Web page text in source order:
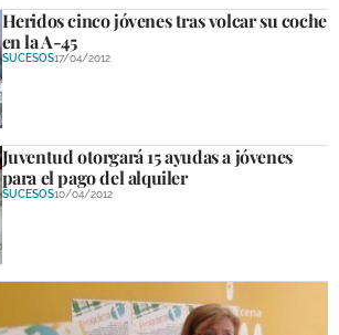
Heridos cinco jóvenes tras volcar su coche
en la A-45
SUCESOS17/04/2012
Juventud otorgará 15 ayudas a jóvenes
para el pago del alquiler
SUCESOS10/04/2012